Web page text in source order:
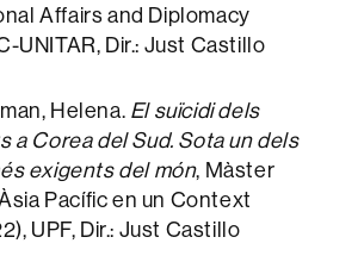
Affairs and Diplomacy
UNITAR, Dir.: Just Castillo
Helena. El suïcidi dels
a Corea del Sud. Sota un dels
exigents del món, Màster
Pacífic en un Context
UPF, Dir.: Just Castillo